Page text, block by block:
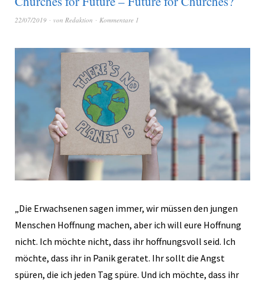
22/07/2019 von Redaktion Kommentare 1
„Die Erwachsenen sagen immer, wir müssen den jungen
Menschen Hoffnung machen, aber ich will eure Hoffnung
nicht. Ich möchte nicht, dass ihr hoffnungsvoll seid. Ich
möchte, dass ihr in Panik geratet. Ihr sollt die Angst
spüren, die ich jeden Tag spüre. Und ich möchte, dass ihr